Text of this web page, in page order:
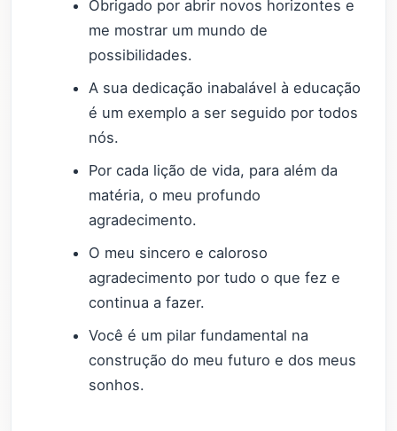
Obrigado por abrir novos horizontes e
me mostrar um mundo de
possibilidades.
A sua dedicação inabalável à educação
é um exemplo a ser seguido por todos
nós.
Por cada lição de vida, para além da
matéria, o meu profundo
agradecimento.
O meu sincero e caloroso
agradecimento por tudo o que fez e
continua a fazer.
Você é um pilar fundamental na
construção do meu futuro e dos meus
sonhos.